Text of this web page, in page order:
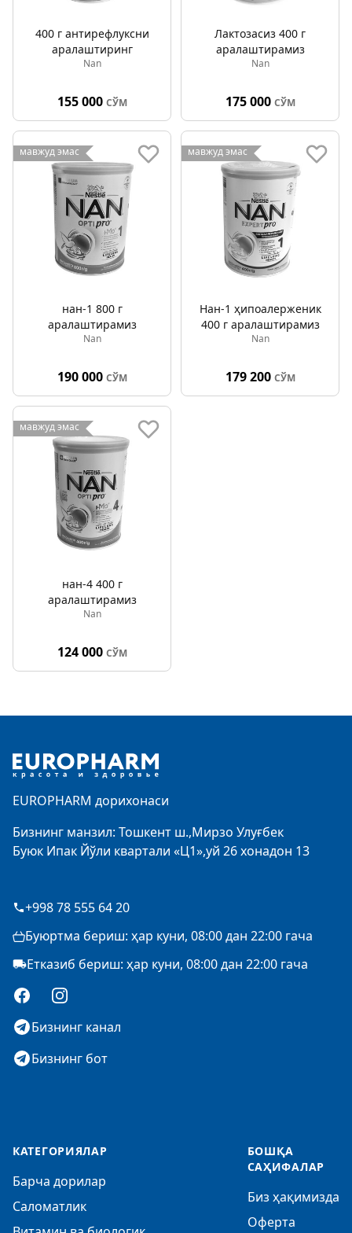
400 г антирефлуксни
аралаштиринг
Nan
155 000 СЎМ
Лактозасиз 400 г
аралаштирамиз
Nan
175 000 СЎМ
мавжуд эмас
нан-1 800 г
аралаштирамиз
Nan
190 000 СЎМ
мавжуд эмас
Нан-1 ҳипоалерженик
400 г аралаштирамиз
Nan
179 200 СЎМ
мавжуд эмас
нан-4 400 г
аралаштирамиз
Nan
124 000 СЎМ
EUROPHARM дорихонаси
Бизнинг манзил: Тошкент ш.,Мирзо Улуғбек
Буюк Ипак Йўли квартали «Ц1»,уй 26 хонадон 13
+998 78 555 64 20
Буюртма бериш: ҳар куни, 08:00 дан 22:00 гача
Етказиб бериш: ҳар куни, 08:00 дан 22:00 гача
FacebookInstagram
Бизнинг канал
Бизнинг бот
КАТЕГОРИЯЛАР
Барча дорилар
Саломатлик
БОШҚА
САҲИФАЛАР
Биз ҳақимизда
Оферта